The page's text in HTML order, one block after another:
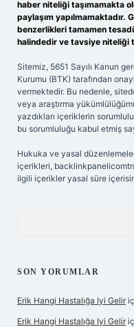
haber niteliği taşımamakta
paylaşım yapılmamaktadır.
benzerlikleri tamamen
halindedir ve tavsiye niteliği
Sitemiz, 5651 Sayılı Kanun
Kurumu (BTK) tarafından
vermektedir. Bu nedenle,
veya araştırma
yazdıkları içeriklerin
bu sorumluluğu kabul etmiş
Hukuka ve yasal
içerikleri,
ilgili içerikler yasal süre
SON YORUMLAR
Erik Hangi Hastalığa Iyi Gelir
Erik Hangi Hastalığa Iyi Gelir